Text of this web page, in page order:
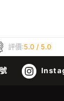
評價:5.0 / 5.0